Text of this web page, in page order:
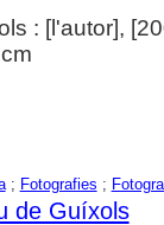
: [l'autor],
; Fotografies ;
de Guíxols